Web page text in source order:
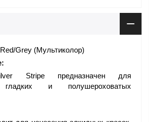
Grey (Мультиколор)
Stripe предназначен для
гладких и полушероховатых